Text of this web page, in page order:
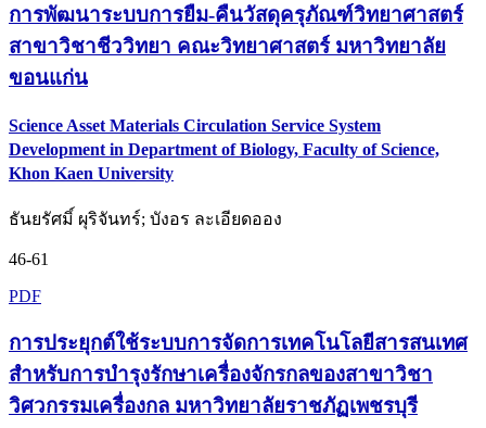
การพัฒนาระบบการยืม-คืนวัสดุครุภัณฑ์วิทยาศาสตร์
สาขาวิชาชีววิทยา คณะวิทยาศาสตร์ มหาวิทยาลัย
ขอนแก่น
Science Asset Materials Circulation Service System
Development in Department of Biology, Faculty of Science,
Khon Kaen University
ธันยรัศมิ์ ผุริจันทร์; บังอร ละเอียดออง
46-61
PDF
การประยุกต์ใช้ระบบการจัดการเทคโนโลยีสารสนเทศ
สำหรับการบำรุงรักษาเครื่องจักรกลของสาขาวิชา
วิศวกรรมเครื่องกล มหาวิทยาลัยราชภัฏเพชรบุรี